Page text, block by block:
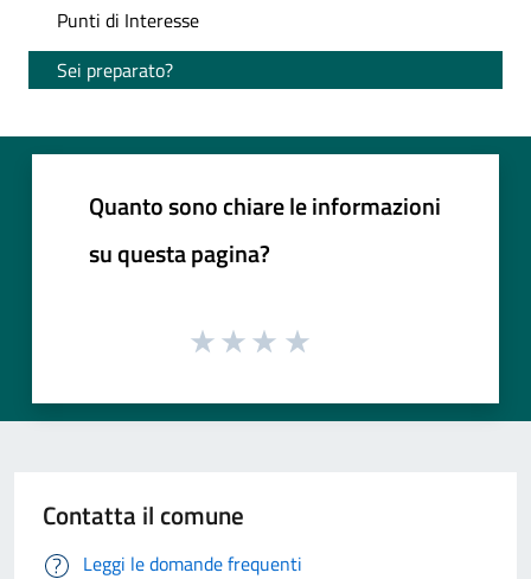
Punti di Interesse
Sei preparato?
Quanto sono chiare le informazioni
su questa pagina?
Contatta il comune
Leggi le domande frequenti